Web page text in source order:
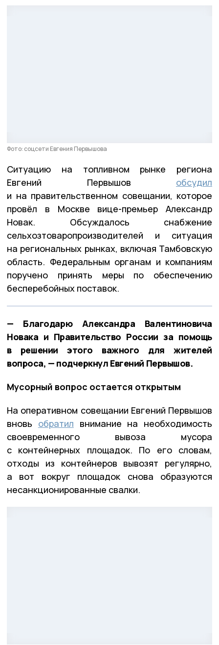
Фото: соцсети Евгения Первышова
Ситуацию на топливном рынке региона
Евгений Первышов обсудил
и на правительственном совещании, которое
провёл в Москве вице-премьер Александр
Новак. Обсуждалось снабжение
сельхозтоваропроизводителей и ситуация
на региональных рынках, включая Тамбовскую
область. Федеральным органам и компаниям
поручено принять меры по обеспечению
бесперебойных поставок.
— Благодарю Александра Валентиновича
Новака и Правительство России за помощь
в решении этого важного для жителей
вопроса, — подчеркнул Евгений Первышов.
Мусорный вопрос остается открытым
На оперативном совещании Евгений Первышов
вновь обратил внимание на необходимость
своевременного вывоза мусора
с контейнерных площадок. По его словам,
отходы из контейнеров вывозят регулярно,
а вот вокруг площадок снова образуются
несанкционированные свалки.